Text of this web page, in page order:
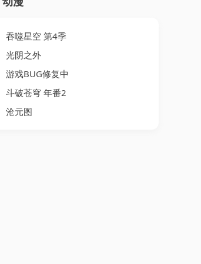
吞噬星空 第4季
光阴之外
游戏BUG修复中
斗破苍穹 年番2
沧元图